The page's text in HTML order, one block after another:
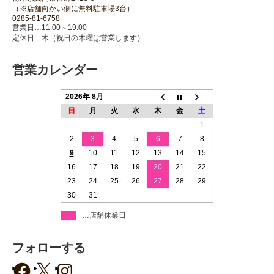
（※店舗向かい側に無料駐車場3台）
0285-81-6758
営業日…11:00～19:00
定休日…木（祝日の木曜は営業します）
営業カレンダー
2026年 8月
日
月 火 水 木 金
土
1
2
3 4 5 6 7
8
9
10 11 12 13 14
15
16
17 18 19 20 21
22
23
24 25 26 27 28
29
30
31
…店舗休業日
フォローする